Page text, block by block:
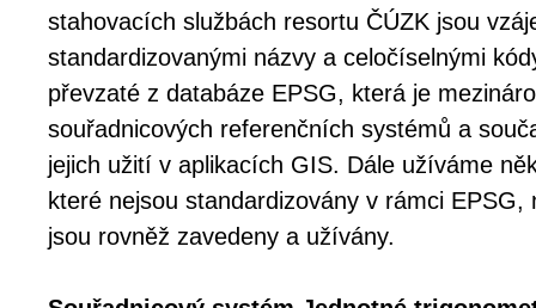
stahovacích službách resortu ČÚZK jsou
standardizovanými názvy a celočíselnými
převzaté z databáze EPSG, která je
souřadnicových referenčních systémů a
jejich užití v aplikacích GIS. Dále užíváme
které nejsou standardizovány v rámci
jsou rovněž zavedeny a užívány.